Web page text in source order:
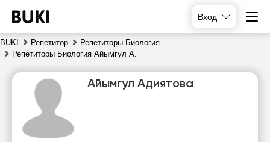
Вход
BUKI Репетитор
Репетиторы Биология
Репетиторы Биология Айымгул А.
Айымгул Адиятова